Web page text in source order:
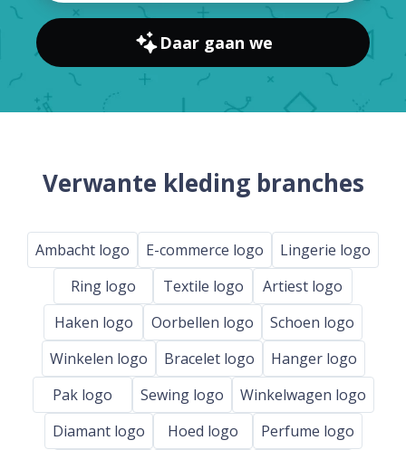
Daar gaan we
Verwante kleding branches
Ambacht logo E-commerce logo
Lingerie logo
Ring logo
Textile logo
Artiest logo
Haken logo
Oorbellen logo
Schoen logo
Winkelen logo
Bracelet logo
Hanger logo
Pak logo
Sewing logo
Winkelwagen logo
Diamant logo
Hoed logo
Perfume logo